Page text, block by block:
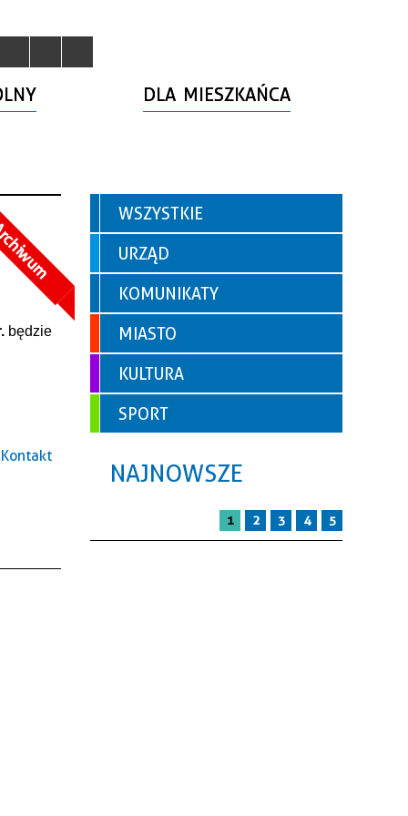
DLA MIESZKAŃCA
będzie
Kontakt
WSZYSTKIE
URZĄD
KOMUNIKATY
MIASTO
KULTURA
SPORT
NAJNOWSZE
1 2 3 4 5